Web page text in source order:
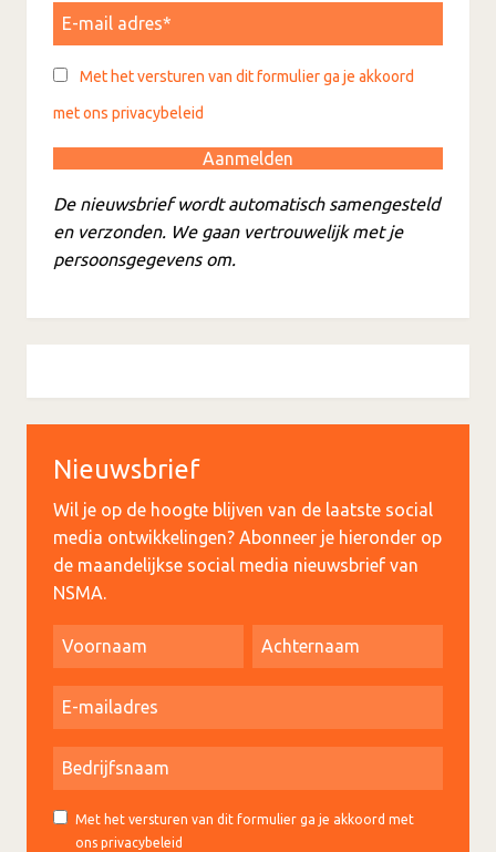
Met het versturen van dit formulier ga je akkoord
met ons privacybeleid
De nieuwsbrief wordt automatisch samengesteld
en verzonden. We gaan vertrouwelijk met je
persoonsgegevens om.
Nieuwsbrief
Wil je op de hoogte blijven van de laatste social
media ontwikkelingen? Abonneer je hieronder op
de maandelijkse social media nieuwsbrief van
NSMA.
Met het versturen van dit formulier ga je akkoord met
ons privacybeleid